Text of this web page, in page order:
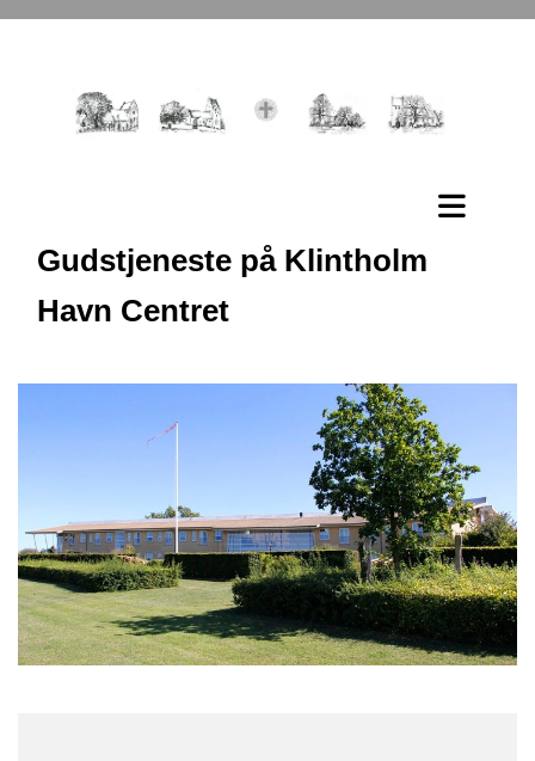
Gudstjeneste på Klintholm
Havn Centret